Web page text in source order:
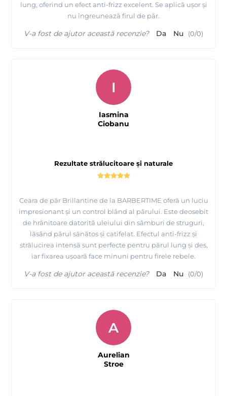
lung, oferind un efect anti-frizz excelent. Se aplică ușor și
nu îngreunează firul de păr.
V-a fost de ajutor această recenzie? Da Nu (0/0)
Rezultate strălucitoare și naturale
Ceara de păr Brillantine de la BARBERTIME oferă un luciu
impresionant și un control blând al părului. Este deosebit
de hrănitoare datorită uleiului din sâmburi de struguri,
lăsând părul sănătos și catifelat. Efectul anti-frizz și
strălucirea intensă sunt perfecte pentru părul lung și des,
iar fixarea ușoară face minuni pentru firele rebele.
I
Iasmina
Ciobanu
V-a fost de ajutor această recenzie? Da Nu (0/0)
A
Aurelian
Stroe